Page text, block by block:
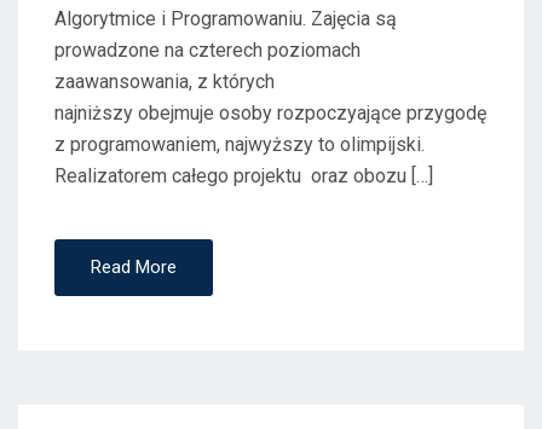
Algorytmice i Programowaniu. Zajęcia są
prowadzone na czterech poziomach
zaawansowania, z których
najniższy obejmuje osoby rozpoczyające przygodę
z programowaniem, najwyższy to olimpijski.
Realizatorem całego projektu oraz obozu […]
Read More